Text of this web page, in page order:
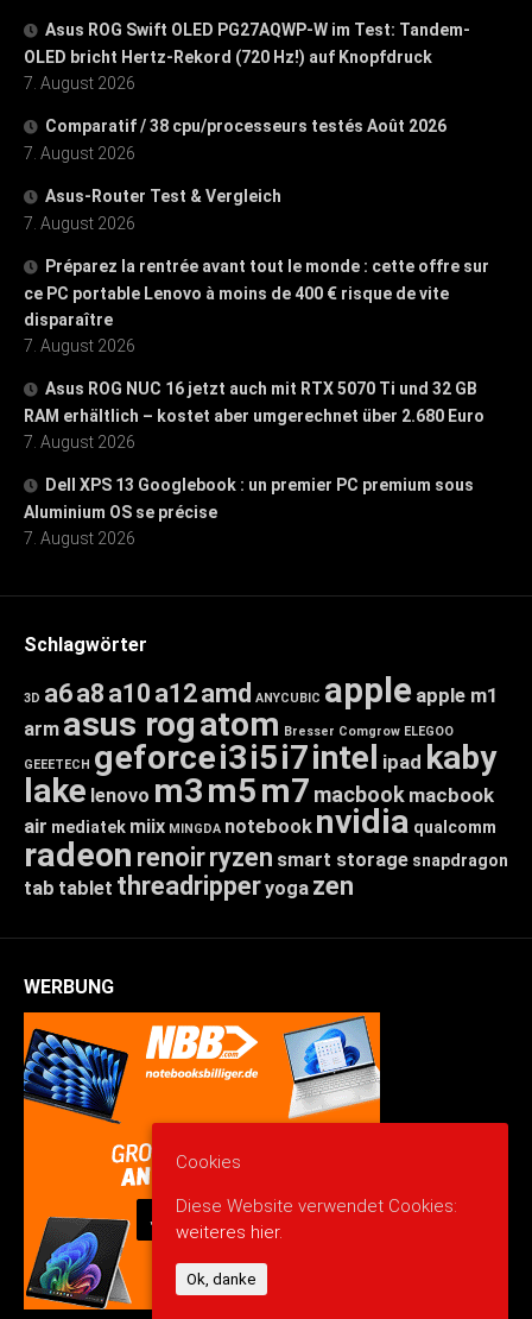
Asus ROG Swift OLED PG27AQWP-W im Test: Tandem-
OLED bricht Hertz-Rekord (720 Hz!) auf Knopfdruck
7. August 2026
Comparatif / 38 cpu/processeurs testés Août 2026
7. August 2026
Asus-Router Test & Vergleich
7. August 2026
Préparez la rentrée avant tout le monde : cette offre sur
ce PC portable Lenovo à moins de 400 € risque de vite
disparaître
7. August 2026
Asus ROG NUC 16 jetzt auch mit RTX 5070 Ti und 32 GB
RAM erhältlich – kostet aber umgerechnet über 2.680 Euro
7. August 2026
Dell XPS 13 Googlebook : un premier PC premium sous
Aluminium OS se précise
7. August 2026
Schlagwörter
3D a6a8 a10 a12amd ANYCUBIC apple apple m1
arm asus rogatom Bresser Comgrow ELEGOO
GEEETECH geforcei3i5i7intel ipad kaby
lake lenovo m3m5m7 macbook macbook
air mediatek miix MINGDA notebook nvidia qualcomm
radeon renoirryzen smart storage snapdragon
tab tablet threadripperyoga zen
WERBUNG
Cookies
Diese Website verwendet Cookies:
weiteres hier.
Ok, danke